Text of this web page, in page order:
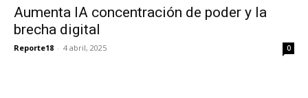
Aumenta IA concentración de poder y la
brecha digital
Reporte18 - 4 abril, 2025 0